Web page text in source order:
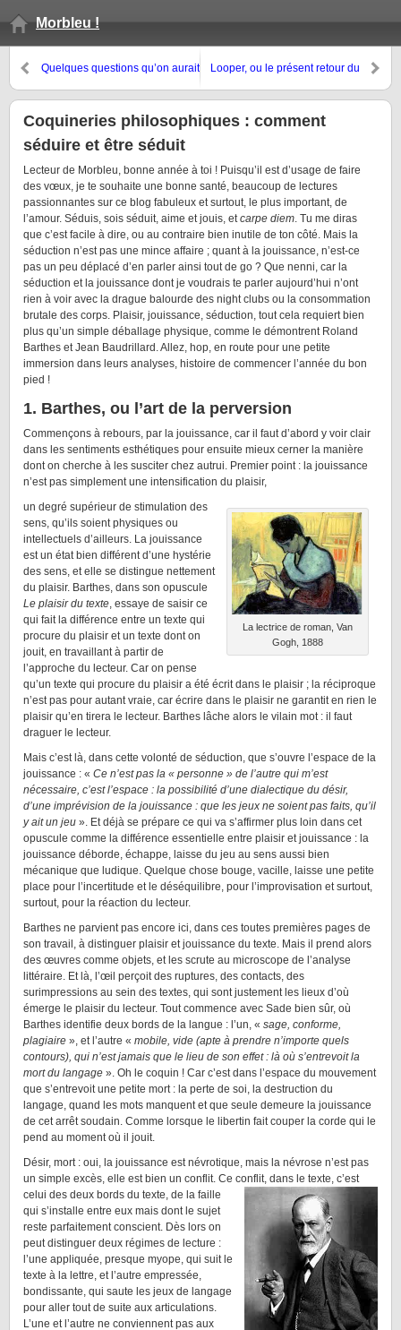
Morbleu !
Quelques questions qu’on aurait
Looper, ou le présent retour du
Coquineries philosophiques : comment
séduire et être séduit
Lecteur de Morbleu, bonne année à toi ! Puisqu’il est d’usage de faire
des vœux, je te souhaite une bonne santé, beaucoup de lectures
passionnantes sur ce blog fabuleux et surtout, le plus important, de
l’amour. Séduis, sois séduit, aime et jouis, etcarpe diem. Tu me diras
que c’est facile à dire, ou au contraire bien inutile de ton côté. Mais la
séduction n’est pas une mince affaire ; quant à la jouissance, n’est-ce
pas un peu déplacé d’en parler ainsi tout de go ? Que nenni, car la
séduction et la jouissance dont je voudrais te parler aujourd’hui n’ont
rien à voir avec la drague balourde des night clubs ou la consommation
brutale des corps. Plaisir, jouissance, séduction, tout cela requiert bien
plus qu’un simple déballage physique, comme le démontrent Roland
Barthes et Jean Baudrillard. Allez, hop, en route pour une petite
immersion dans leurs analyses, histoire de commencer l’année du bon
pied !
1. Barthes, ou l’art de la perversion
Commençons à rebours, par la jouissance, car il faut d’abord y voir clair
dans les sentiments esthétiques pour ensuite mieux cerner la manière
dont on cherche à les susciter chez autrui. Premier point : la jouissance
n’est pas simplement une intensification du plaisir,
La lectrice de roman, Van
Gogh, 1888
un degré supérieur de stimulation des
sens, qu’ils soient physiques ou
intellectuels d’ailleurs. La jouissance
est un état bien différent d’une hystérie
des sens, et elle se distingue nettement
du plaisir. Barthes, dans son opuscule
Le plaisir du texte, essaye de saisir ce
qui fait la différence entre un texte qui
procure du plaisir et un texte dont on
jouit, en travaillant à partir de
l’approche du lecteur. Car on pense
qu’un texte qui procure du plaisir a été écrit dans le plaisir ; la réciproque
n’est pas pour autant vraie, car écrire dans le plaisir ne garantit en rien le
plaisir qu’en tirera le lecteur. Barthes lâche alors le vilain mot : il faut
draguer le lecteur.
Mais c’est là, dans cette volonté de séduction, que s’ouvre l’espace de la
jouissance : « Ce n’est pas la « personne » de l’autre qui m’est
nécessaire, c’est l’espace : la possibilité d’une dialectique du désir,
d’une imprévision de la jouissance : que les jeux ne soient pas faits, qu’il
y ait un jeu ». Et déjà se prépare ce qui va s’affirmer plus loin dans cet
opuscule comme la différence essentielle entre plaisir et jouissance : la
jouissance déborde, échappe, laisse du jeu au sens aussi bien
mécanique que ludique. Quelque chose bouge, vacille, laisse une petite
place pour l’incertitude et le déséquilibre, pour l’improvisation et surtout,
surtout, pour la réaction du lecteur.
Barthes ne parvient pas encore ici, dans ces toutes premières pages de
son travail, à distinguer plaisir et jouissance du texte. Mais il prend alors
des œuvres comme objets, et les scrute au microscope de l’analyse
littéraire. Et là, l’œil perçoit des ruptures, des contacts, des
surimpressions au sein des textes, qui sont justement les lieux d’où
émerge le plaisir du lecteur. Tout commence avec Sade bien sûr, où
Barthes identifie deux bords de la langue : l’un, « sage, conforme,
plagiaire », et l’autre « mobile, vide (apte à prendre n’importe quels
contours), qui n’est jamais que le lieu de son effet : là où s’entrevoit la
mort du langage ». Oh le coquin ! Car c’est dans l’espace du mouvement
que s’entrevoit une petite mort : la perte de soi, la destruction du
langage, quand les mots manquent et que seule demeure la jouissance
de cet arrêt soudain. Comme lorsque le libertin fait couper la corde qui le
pend au moment où il jouit.
Désir, mort : oui, la jouissance est névrotique, mais la névrose n’est pas
un simple excès, elle est bien un conflit. Ce conflit, dans le texte, c’est
celui des deux bords du texte, de la faille
qui s’installe entre eux mais dont le sujet
reste parfaitement conscient. Dès lors on
peut distinguer deux régimes de lecture :
l’une appliquée, presque myope, qui suit le
texte à la lettre, et l’autre empressée,
bondissante, qui saute les jeux de langage
pour aller tout de suite aux articulations.
L’une et l’autre ne conviennent pas aux